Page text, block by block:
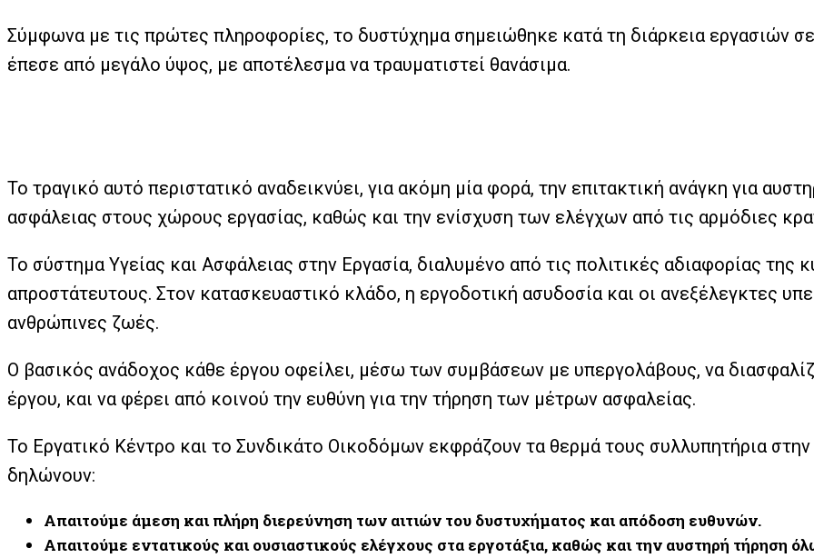
Σύμφωνα με τις πρώτες πληροφορίες, το δυστύχημα σημειώθηκε κατά τη διάρκεια εργασιών
έπεσε από μεγάλο ύψος, με αποτέλεσμα να τραυματιστεί θανάσιμα.
Το τραγικό αυτό περιστατικό αναδεικνύει, για ακόμη μία φορά, την επιτακτική ανάγκη για
ασφάλειας στους χώρους εργασίας, καθώς και την ενίσχυση των ελέγχων από τις αρμόδιες
Το σύστημα Υγείας και Ασφάλειας στην Εργασία, διαλυμένο από τις πολιτικές αδιαφορίας της
απροστάτευτους. Στον κατασκευαστικό κλάδο, η εργοδοτική ασυδοσία και οι ανεξέλεγκτες
ανθρώπινες ζωές.
Ο βασικός ανάδοχος κάθε έργου οφείλει, μέσω των συμβάσεων με υπεργολάβους, να
έργου, και να φέρει από κοινού την ευθύνη για την τήρηση των μέτρων ασφαλείας.
Το Εργατικό Κέντρο και το Συνδικάτο Οικοδόμων εκφράζουν τα θερμά τους συλλυπητήρια
δηλώνουν:
Απαιτούμε άμεση και πλήρη διερεύνηση των αιτιών του δυστυχήματος και απόδοση ευθυνών.
Απαιτούμε εντατικούς και ουσιαστικούς ελέγχους στα εργοτάξια, καθώς και την αυστηρή τήρηση